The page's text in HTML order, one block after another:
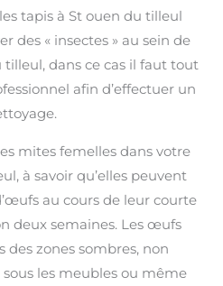
tapis à St ouen du tilleul
des « insectes » au sein de
dans ce cas il faut tout
afin d’effectuer un
mites femelles dans votre
à savoir qu’elles peuvent
au cours de leur courte
deux semaines. Les œufs
des zones sombres, non
les meubles ou même